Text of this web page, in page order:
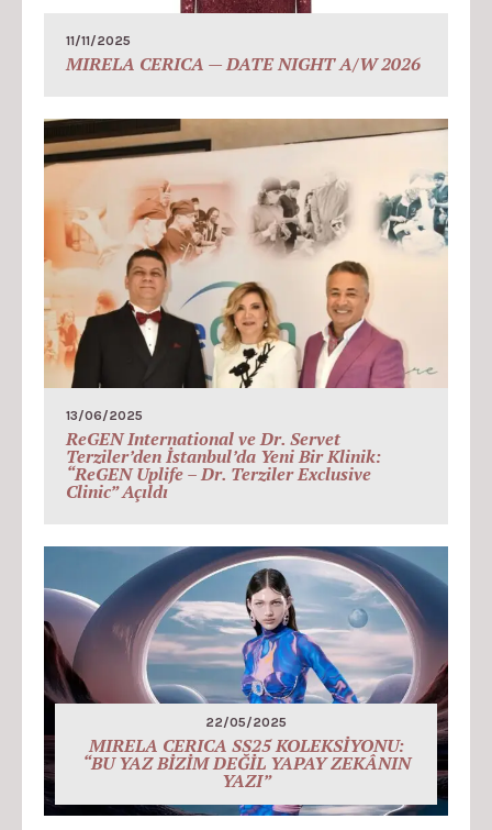
11/11/2025
MIRELA CERICA — DATE NIGHT A/W 2026
13/06/2025
ReGEN International ve Dr. Servet
Terziler’den İstanbul’da Yeni Bir Klinik:
“ReGEN Uplife – Dr. Terziler Exclusive
Clinic” Açıldı
22/05/2025
MIRELA CERICA SS25 KOLEKSİYONU:
“BU YAZ BİZİM DEĞİL YAPAY ZEKÂNIN
YAZI”